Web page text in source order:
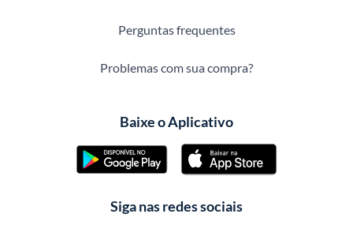
Perguntas frequentes
Problemas com sua compra?
Baixe o Aplicativo
Siga nas redes sociais